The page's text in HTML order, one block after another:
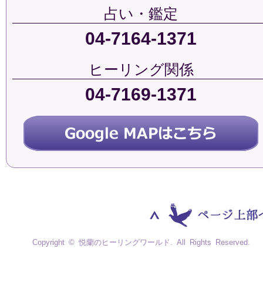
占い・鑑定
04-7164-1371
ヒーリング関係
04-7169-1371
Copyright © 悦蘭のヒーリングワールド. All Rights Reserved.